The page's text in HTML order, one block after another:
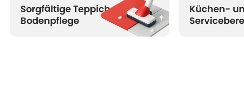
Sorgfältige Teppich- und
Bodenpflege
Küchen-